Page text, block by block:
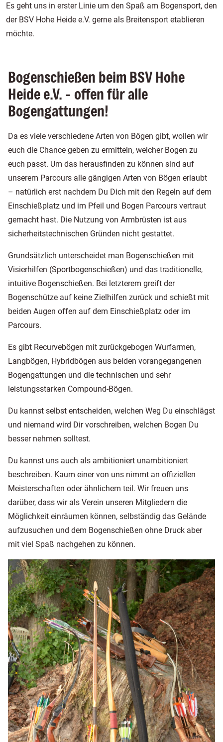
Es geht uns in erster Linie um den Spaß am Bogensport, den
der BSV Hohe Heide e.V. gerne als Breitensport etablieren
möchte.
Bogenschießen beim BSV Hohe
Heide e.V. - offen für alle
Bogengattungen!
Da es viele verschiedene Arten von Bögen gibt, wollen wir
euch die Chance geben zu ermitteln, welcher Bogen zu
euch passt. Um das herausfinden zu können sind auf
unserem Parcours alle gängigen Arten von Bögen erlaubt
– natürlich erst nachdem Du Dich mit den Regeln auf dem
Einschießplatz und im Pfeil und Bogen Parcours vertraut
gemacht hast. Die Nutzung von Armbrüsten ist aus
sicherheitstechnischen Gründen nicht gestattet.
Grundsätzlich unterscheidet man Bogenschießen mit
Visierhilfen (Sportbogenschießen) und das traditionelle,
intuitive Bogenschießen. Bei letzterem greift der
Bogenschütze auf keine Zielhilfen zurück und schießt mit
beiden Augen offen auf dem Einschießplatz oder im
Parcours.
Es gibt Recurvebögen mit zurückgebogen Wurfarmen,
Langbögen, Hybridbögen aus beiden vorangegangenen
Bogengattungen und die technischen und sehr
leistungsstarken Compound-Bögen.
Du kannst selbst entscheiden, welchen Weg Du einschlägst
und niemand wird Dir vorschreiben, welchen Bogen Du
besser nehmen solltest.
Du kannst uns auch als ambitioniert unambitioniert
beschreiben. Kaum einer von uns nimmt an offiziellen
Meisterschaften oder ähnlichem teil. Wir freuen uns
darüber, dass wir als Verein unseren Mitgliedern die
Möglichkeit einräumen können, selbständig das Gelände
aufzusuchen und dem Bogenschießen ohne Druck aber
mit viel Spaß nachgehen zu können.